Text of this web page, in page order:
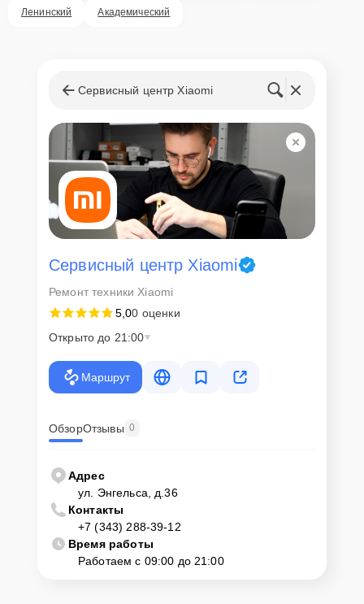
Ленинский Академический
Сервисный центр Xiaomi
Сервисный центр Xiaomi
Ремонт техники Xiaomi
5,00 оценки
Открыто до 21:00
Маршрут
ОбзорОтзывы 0
Адрес
ул. Энгельса, д.36
Контакты
+7 (343) 288-39-12
Время работы
Работаем с 09:00 до 21:00